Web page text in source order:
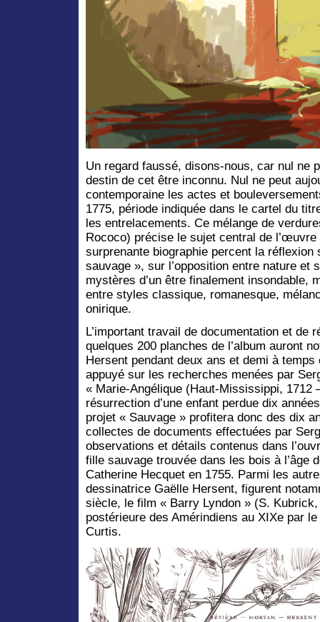
Un regard faussé, disons-nous, car nul ne
destin de cet être inconnu. Nul ne peut
contemporaine les actes et
1775, période indiquée dans le cartel du
les entrelacements. Ce mélange de
Rococo) précise le sujet central de
surprenante biographie percent la
sauvage », sur l’opposition entre nature et
mystères d’un être finalement insondable,
entre styles classique, romanesque,
onirique.
L’important travail de documentation et de
quelques 200 planches de l’album auront
Hersent pendant deux ans et demi à temps
appuyé sur les recherches menées par
« Marie-Angélique (Haut-Mississippi, 1712
résurrection d’une enfant perdue dix
projet « Sauvage » profitera donc des dix
collectes de documents effectuées par
observations et détails contenus dans
fille sauvage trouvée dans les bois à l’âge
Catherine Hecquet en 1755. Parmi les
dessinatrice Gaëlle Hersent, figurent
siècle, le film « Barry Lyndon » (S.
postérieure des Amérindiens au XIXe par
Curtis.